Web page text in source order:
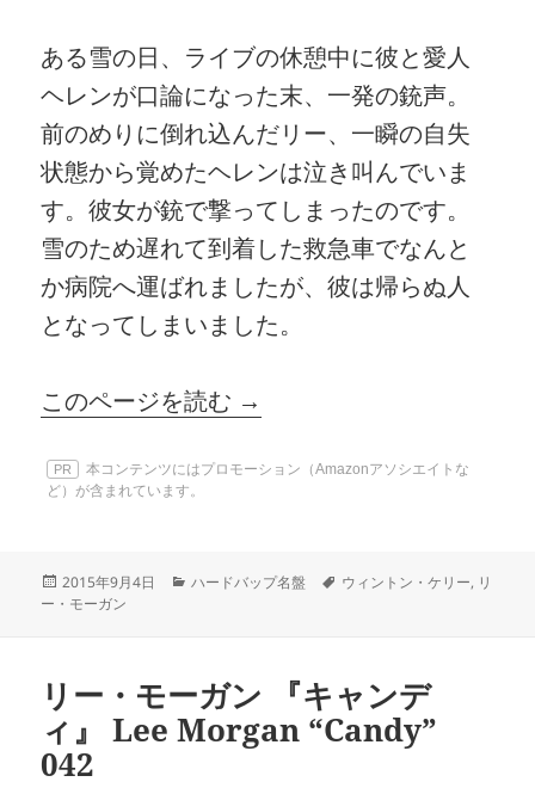
ある雪の日、ライブの休憩中に彼と愛人
ヘレンが口論になった末、一発の銃声。
前のめりに倒れ込んだリー、一瞬の自失
状態から覚めたヘレンは泣き叫んでいま
す。彼女が銃で撃ってしまったのです。
雪のため遅れて到着した救急車でなんと
か病院へ運ばれましたが、彼は帰らぬ人
となってしまいました。
このページを読む →
PR
本コンテンツにはプロモーション（Amazonアソシエイトな
ど）が含まれています。
投
稿
2015年9月4日
カ
ハードバップ名盤
タ
ウィントン・ケリー, リ
ー・モーガン
リー・モーガン 『キャンデ
ィ』 Lee Morgan “Candy”
042